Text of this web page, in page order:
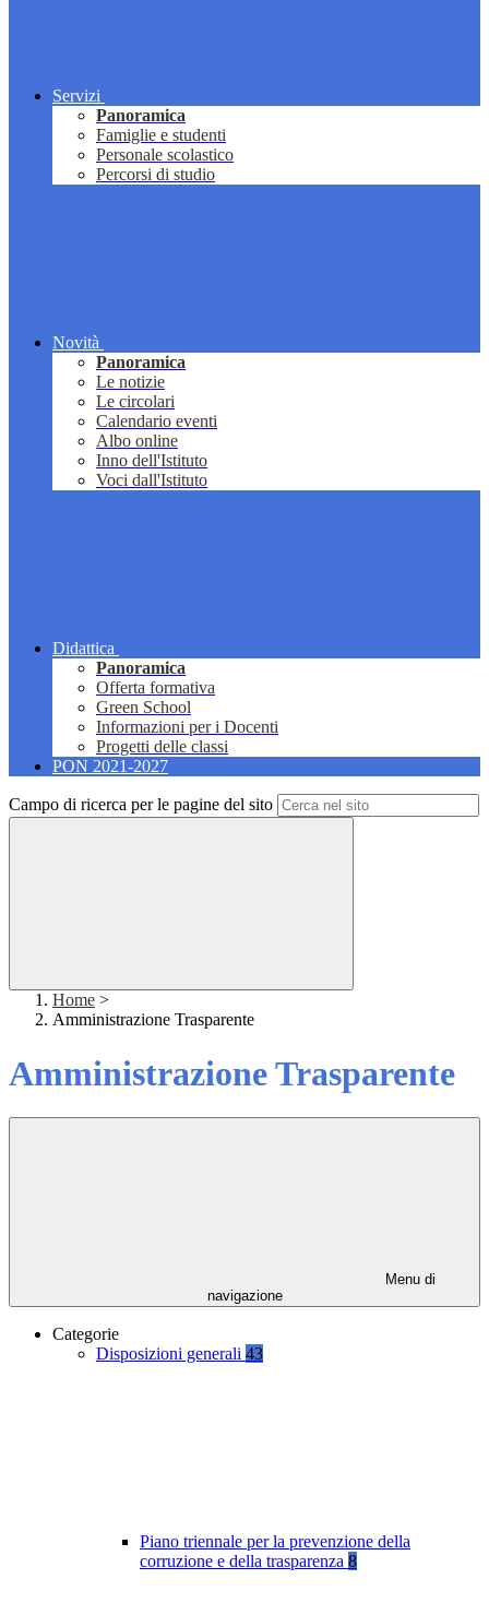
Servizi
Panoramica
Famiglie e studenti
Personale scolastico
Percorsi di studio
Novità
Panoramica
Le notizie
Le circolari
Calendario eventi
Albo online
Inno dell'Istituto
Voci dall'Istituto
Didattica
Panoramica
Offerta formativa
Green School
Informazioni per i Docenti
Progetti delle classi
PON 2021-2027
Campo di ricerca per le pagine del sito
Home >
Amministrazione Trasparente
Amministrazione Trasparente
Menu di
navigazione
Categorie
Disposizioni generali 43
Piano triennale per la prevenzione della
corruzione e della trasparenza 8